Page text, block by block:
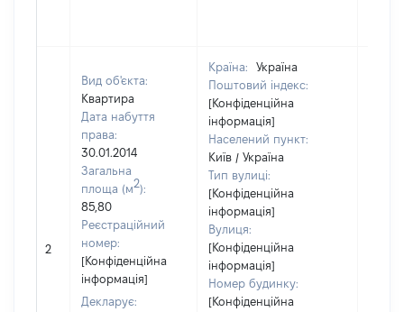
2
Вид об'єкта:
Квартира
Дата набуття
права:
30.01.2014
Загальна
площа (м2):
85,80
Реєстраційний
номер:
[Конфіденційна
інформація]
Декларує:
Країна:
Україна
Поштовий індекс:
[Конфіденційна
інформація]
Населений пункт:
Київ / Україна
Тип вулиці:
[Конфіденційна
інформація]
Вулиця:
[Конфіденційна
інформація]
Номер будинку:
[Конфіденційна